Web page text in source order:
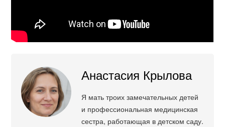
Анастасия Крылова
Я мать троих замечательных детей
и профессиональная медицинская
сестра, работающая в детском саду.